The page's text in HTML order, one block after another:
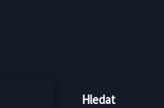
Hledat